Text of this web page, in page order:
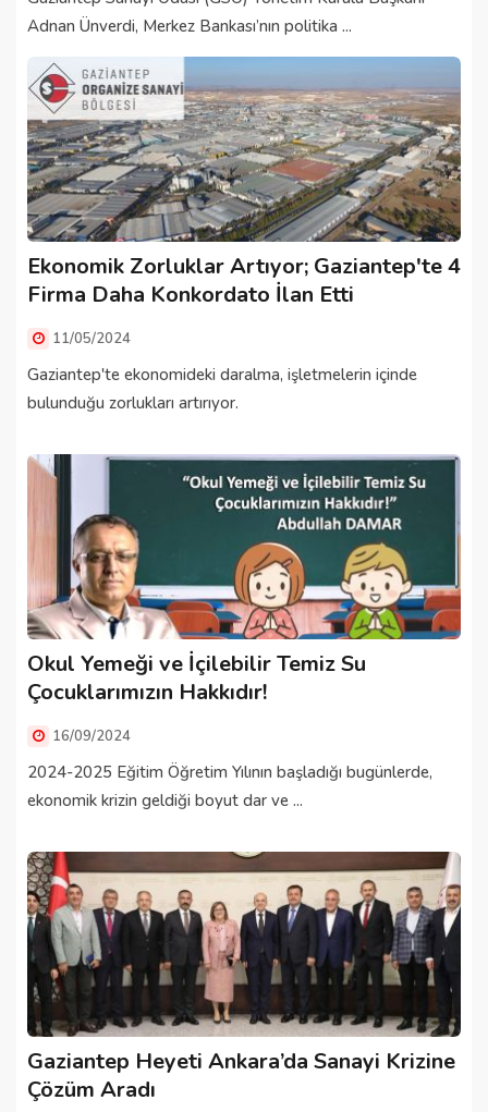
Adnan Ünverdi, Merkez Bankası’nın politika ...
Ekonomik Zorluklar Artıyor; Gaziantep'te 4
Firma Daha Konkordato İlan Etti
11/05/2024
Gaziantep'te ekonomideki daralma, işletmelerin içinde
bulunduğu zorlukları artırıyor.
Okul Yemeği ve İçilebilir Temiz Su
Çocuklarımızın Hakkıdır!
16/09/2024
2024-2025 Eğitim Öğretim Yılının başladığı bugünlerde,
ekonomik krizin geldiği boyut dar ve ...
Gaziantep Heyeti Ankara’da Sanayi Krizine
Çözüm Aradı